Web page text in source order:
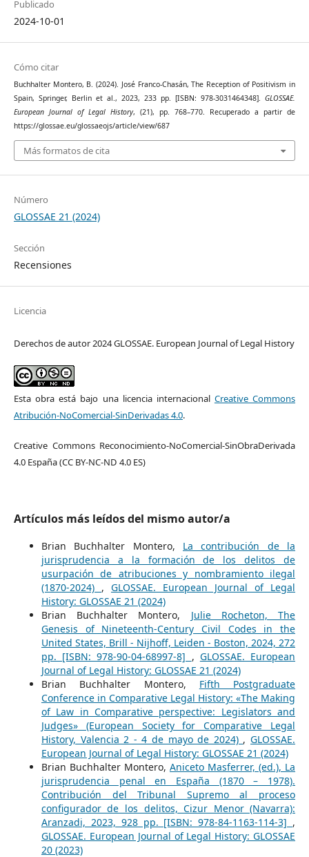
Publicado
2024-10-01
Cómo citar
Buchhalter Montero, B. (2024). José Franco-Chasán, The Reception of Positivism in
Spain, Springer, Berlin et al., 2023, 233 pp. [ISBN: 978-3031464348].GLOSSAE.
European Journal of Legal History, (21), pp. 768–770. Recuperado a partir de
https://glossae.eu/glossaeojs/article/view/687
Más formatos de cita
Número
GLOSSAE 21 (2024)
Sección
Recensiones
Licencia
Derechos de autor 2024 GLOSSAE. European Journal of Legal History
Esta obra está bajo una licencia internacional Creative Commons
Atribución-NoComercial-SinDerivadas 4.0.
Creative Commons Reconocimiento-NoComercial-SinObraDerivada
4.0 España (CC BY-NC-ND 4.0 ES)
Artículos más leídos del mismo autor/a
Brian Buchhalter Montero, La contribución de la
jurisprudencia a la formación de los delitos de
usurpación de atribuciones y nombramiento ilegal
(1870-2024) , GLOSSAE. European Journal of Legal
History: GLOSSAE 21 (2024)
Brian Buchhalter Montero, Julie Rocheton, The
Genesis of Nineteenth-Century Civil Codes in the
United States, Brill - Nijhoff, Leiden - Boston, 2024, 272
pp. [ISBN: 978-90-04-68997-8] , GLOSSAE. European
Journal of Legal History: GLOSSAE 21 (2024)
Brian Buchhalter Montero, Fifth Postgraduate
Conference in Comparative Legal History: «The Making
of Law in Comparative perspective: Legislators and
Judges» (European Society for Comparative Legal
History, Valencia 2 - 4 de mayo de 2024) ,GLOSSAE.
European Journal of Legal History: GLOSSAE 21 (2024)
Brian Buchhalter Montero, Aniceto Masferrer, (ed.), La
jurisprudencia penal en España (1870 – 1978).
Contribución del Tribunal Supremo al proceso
configurador de los delitos, Cizur Menor (Navarra):
Aranzadi, 2023, 928 pp. [ISBN: 978-84-1163-114-3] ,
GLOSSAE. European Journal of Legal History: GLOSSAE
20 (2023)